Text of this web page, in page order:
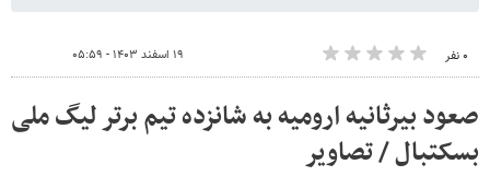
۰ نفر ۱۹ اسفند ۱۴۰۳ - ۰۵:۵۹
صعود بیرثانیه ارومیه به شانزده تیم برتر لیگ ملی
بسکتبال / تصاویر